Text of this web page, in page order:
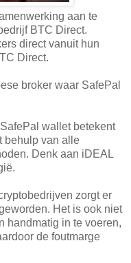
aan te
BTC Direct.
direct vanuit hun
Direct.
broker waar SafePal
wallet betekent
behulp van alle
Denk aan iDEAL
zorgt er
Het is ook niet
handmatig in te voeren,
de foutmarge